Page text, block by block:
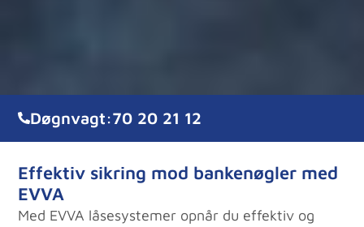
Døgnvagt:70 20 21 12
Effektiv sikring mod bankenøgler med
EVVA
Med EVVA låsesystemer opnår du effektiv og